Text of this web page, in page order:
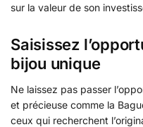
sur la valeur de son
Saisissez
bijou unique
Ne laissez pas passer
et précieuse comme la
ceux qui recherchent